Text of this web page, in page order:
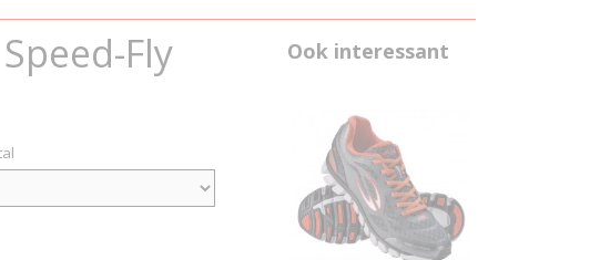
Fly Ook interessant